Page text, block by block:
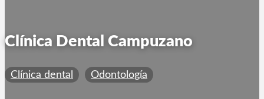
Clínica Dental Campuzano
Clínica dental Odontología